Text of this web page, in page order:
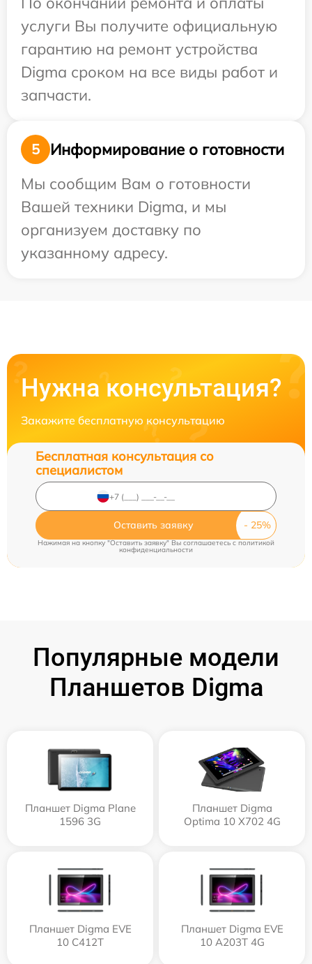
услуги Вы получите официальную
гарантию на ремонт устройства
Digma сроком на все виды работ и
запчасти.
5
Информирование о готовности
Мы сообщим Вам о готовности
Вашей техники Digma, и мы
организуем доставку по
указанному адресу.
Нужна консультация?
Закажите бесплатную консультацию
Бесплатная консультация со
специалистом
Оставить заявку
Нажимая на кнопку "Оставить заявку" Вы соглашаетесь c политикой
конфиденциальности
Популярные модели
Планшетов Digma
Планшет Digma Plane
1596 3G
Планшет Digma
Optima 10 X702 4G
Планшет Digma EVE
10 C412T
Планшет Digma EVE
10 A203T 4G